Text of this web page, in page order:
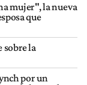
mujer", la nueva
que
sobre la
por un